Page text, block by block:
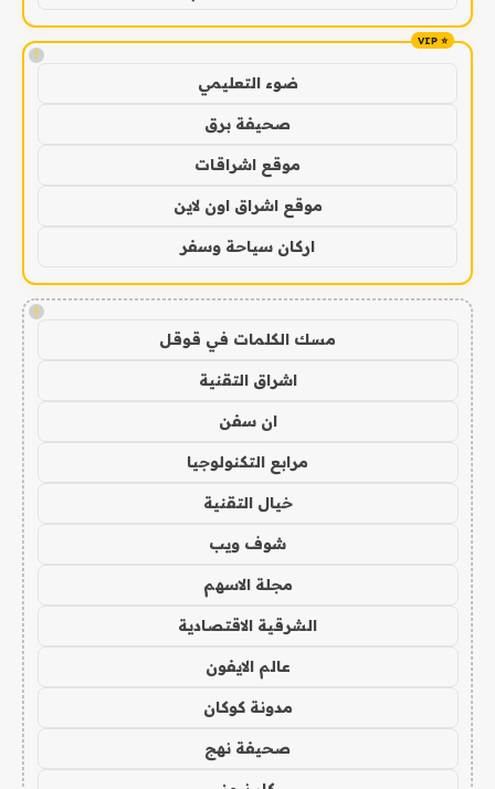
!
ضوء التعليمي
صحيفة برق
موقع اشراقات
موقع اشراق اون لاين
اركان سياحة وسفر
!
مسك الكلمات في قوقل
اشراق التقنية
ان سفن
مرابع التكنولوجيا
خيال التقنية
شوف ويب
مجلة الاسهم
الشرقية الاقتصادية
عالم الايفون
مدونة كوكان
صحيفة نهج